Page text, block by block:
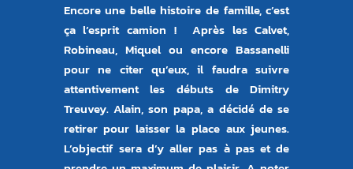
Encore une belle histoire de famille, c’est
ça l’esprit camion ! Après les Calvet,
Robineau, Miquel ou encore Bassanelli
pour ne citer qu’eux, il faudra suivre
attentivement les débuts de Dimitry
Treuvey. Alain, son papa, a décidé de se
retirer pour laisser la place aux jeunes.
L’objectif sera d’y aller pas à pas et de